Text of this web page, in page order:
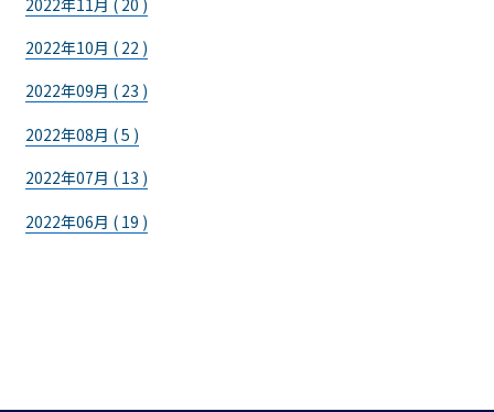
2022年10月 ( 22 )
2022年09月 ( 23 )
2022年08月 ( 5 )
2022年07月 ( 13 )
2022年06月 ( 19 )